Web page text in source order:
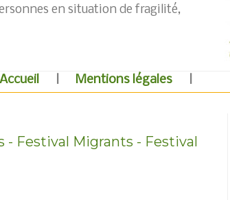
en situation de fragilité,
Accueil Mentions légales
- Festival Migrants - Festival